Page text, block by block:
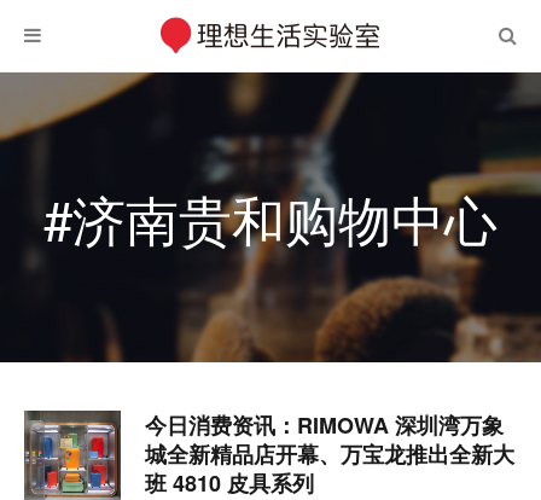
#济南贵和购物中心
今日消费资讯：RIMOWA 深圳湾万象
城全新精品店开幕、万宝龙推出全新大
班 4810 皮具系列